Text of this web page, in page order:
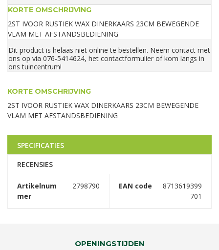
KORTE OMSCHRIJVING
2ST IVOOR RUSTIEK WAX DINERKAARS 23CM BEWEGENDE
VLAM MET AFSTANDSBEDIENING
Dit product is helaas niet online te bestellen. Neem contact met
ons op via 076-5414624, het contactformulier of kom langs in
ons tuincentrum!
KORTE OMSCHRIJVING
2ST IVOOR RUSTIEK WAX DINERKAARS 23CM BEWEGENDE
VLAM MET AFSTANDSBEDIENING
SPECIFICATIES
RECENSIES
Artikelnum
mer
2798790 EAN code
8713619399
701
OPENINGSTIJDEN